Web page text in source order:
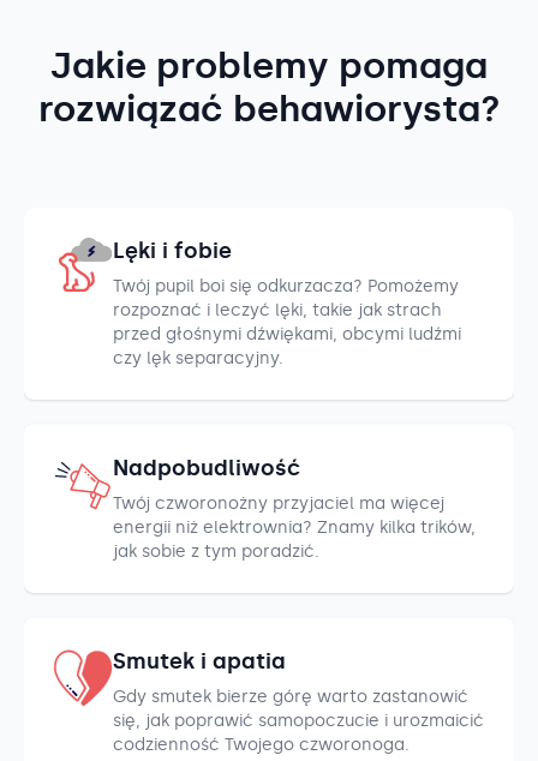
Jakie problemy pomaga
rozwiązać behawiorysta?
Lęki i fobie
Twój pupil boi się odkurzacza? Pomożemy
rozpoznać i leczyć lęki, takie jak strach
przed głośnymi dźwiękami, obcymi ludźmi
czy lęk separacyjny.
Nadpobudliwość
Twój czworonożny przyjaciel ma więcej
energii niż elektrownia? Znamy kilka trików,
jak sobie z tym poradzić.
Smutek i apatia
Gdy smutek bierze górę warto zastanowić
się, jak poprawić samopoczucie i urozmaicić
codzienność Twojego czworonoga.